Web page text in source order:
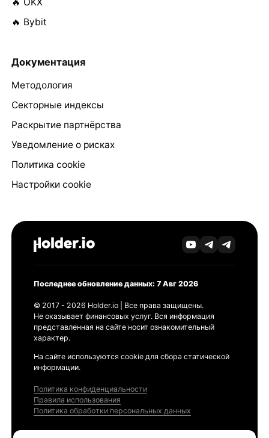
🔥 Bybit
Документация
Методология
Секторные индексы
Раскрытие партнёрства
Уведомление о рисках
Политика cookie
Настройки cookie
Последнее обновление данных: 7 Авг 2026
© 2017 - 2026 Holder.io | Все права защищены.
Не оказывает финансовых услуг. Вся информация
представленная на сайте носит ознакомительный
характер.
На сайте используются cookie для сбора статической
информации.
Политика конфиденциальности
Правила использования
Политика обработки персональных данных